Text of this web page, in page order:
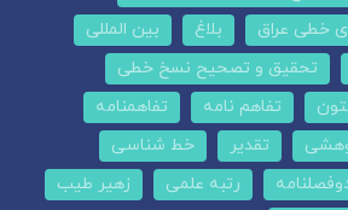
خطی عراق
بلاغ
بین المللی
تحقیق و تصحیح نسخ خطی
تفاهم نامه
تفاهمنامه
تقدیر
خط شناسی
رتبه علمی
زهیر طیب